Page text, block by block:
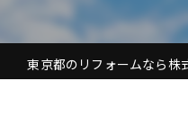
東京都のリフォームなら株式